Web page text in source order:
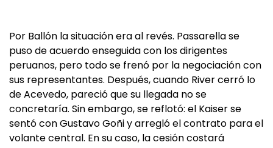
Por Ballón la situación era al revés. Passarella se
puso de acuerdo enseguida con los dirigentes
peruanos, pero todo se frenó por la negociación con
sus representantes. Después, cuando River cerró lo
de Acevedo, pareció que su llegada no se
concretaría. Sin embargo, se reflotó: el Kaiser se
sentó con Gustavo Goñi y arregló el contrato para el
volante central. En su caso, la cesión costará